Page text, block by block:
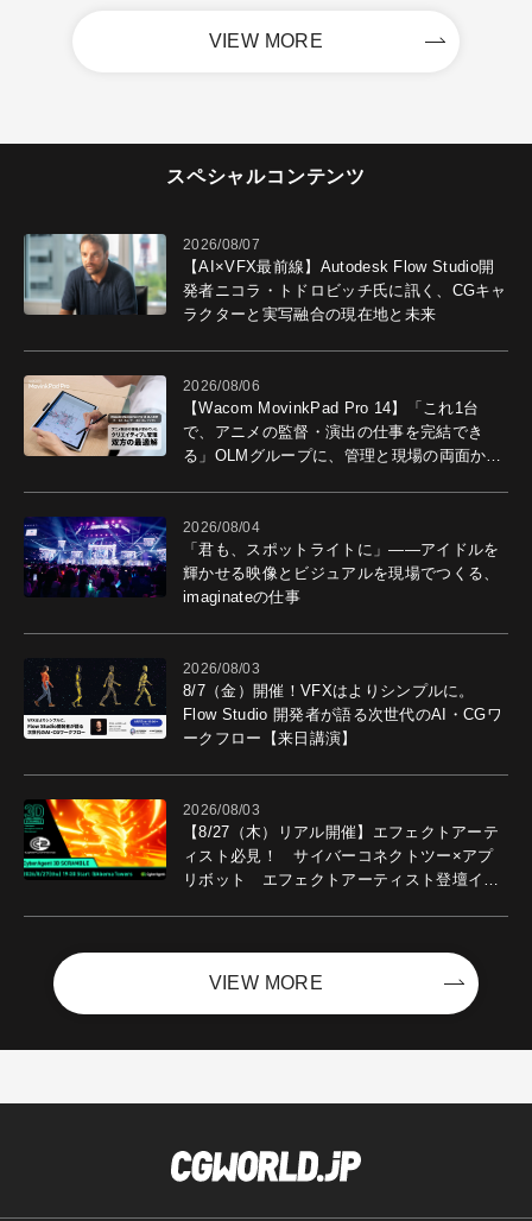
VIEW MORE
スペシャルコンテンツ
2026/08/07
【AI×VFX最前線】Autodesk Flow Studio開
発者ニコラ・トドロビッチ氏に訊く、CGキャ
ラクターと実写融合の現在地と未来
2026/08/06
【Wacom MovinkPad Pro 14】「これ1台
で、アニメの監督・演出の仕事を完結でき
る」OLMグループに、管理と現場の両面から
2026/08/04
「君も、スポットライトに」――アイドルを
輝かせる映像とビジュアルを現場でつくる、
imaginateの仕事
2026/08/03
8/7（金）開催！VFXはよりシンプルに。
Flow Studio 開発者が語る次世代のAI・CGワ
ークフロー【来日講演】
2026/08/03
【8/27（木）リアル開催】エフェクトアーテ
ィスト必見！ サイバーコネクトツー×アプ
リボット エフェクトアーティスト登壇イベ
VIEW MORE